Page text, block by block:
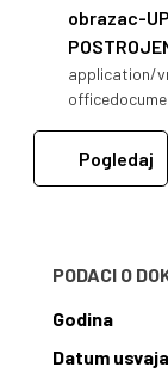
obrazac-
application/
Pogledaj
PODACI O
Godina
Datum